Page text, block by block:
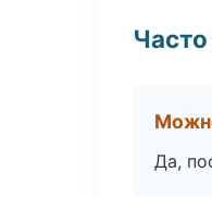
Да,